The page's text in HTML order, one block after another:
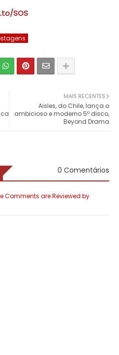
SOS
MAIS RECENTES
Aisles, do Chile, lança o
ambicioso e moderno 5º disco,
Beyond Drama
0 Comentários
Comments are Reviewed by